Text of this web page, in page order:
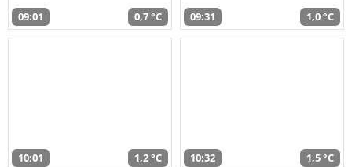
09:01 0,7 °C 09:31 1,0 °C
10:01 1,2 °C 10:32 1,5 °C